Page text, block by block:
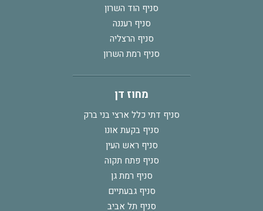
סניף הוד השרון
סניף רעננה
סניף הרצליה
סניף רמת השרון
מחוז דן
סניף דתי כלל ארצי בני ברק
סניף בקעת אונו
סניף ראש העין
סניף פתח תקוה
סניף רמת גן
סניף גבעתיים
סניף תל אביב